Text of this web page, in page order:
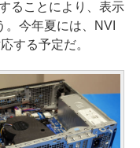
ることにより、表示
今年夏には、NVI
する予定だ。